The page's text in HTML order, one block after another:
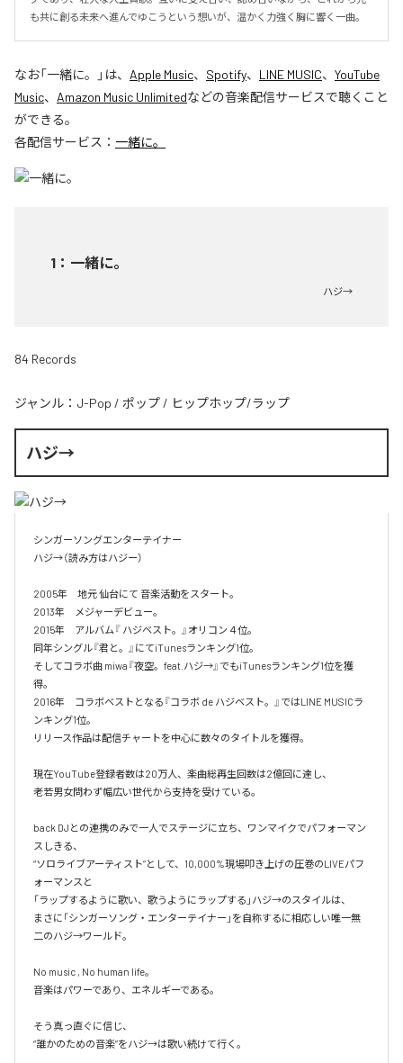
も共に創る未来へ進んでゆこうという想いが、温かく力強く胸に響く一曲。
なお「一緒に。 」は、 Apple Music、 Spotify、 LINE MUSIC、 YouTube
Music、 Amazon Music Unlimitedなどの音楽配信サービスで聴くこと
ができる。
各配信サービス： 一緒に。
1 ： 一緒に。
ハジ→
84 Records
ジャンル： J-Pop / ポップ / ヒップホップ/ラップ
ハジ→
シンガーソングエンターテイナー
ハジ→（読み方はハジー）
2005年　地元 仙台にて 音楽活動をスタート。
2013年　メジャーデビュー。
2015年　アルバム『 ハジベスト。』オリコン４位。
同年シングル『君と。』にてiTunesランキング1位。
そしてコラボ曲 miwa『夜空。feat.ハジ→』でもiTunesランキング1位を獲
得。
2016年　コラボベストとなる『コラボ de ハジベスト。』ではLINE MUSICラ
ンキング1位。
リリース作品は配信チャートを中心に数々のタイトルを獲得。
現在YouTube登録者数は20万人、楽曲総再生回数は2億回に達し、
老若男女問わず幅広い世代から支持を受けている。
back DJとの連携のみで一人でステージに立ち、ワンマイクでパフォーマン
スしきる、
“ソロライブアーティスト”として、10,000%現場叩き上げの圧巻のLIVEパフ
ォーマンスと
「ラップするように歌い、歌うようにラップする」ハジ→のスタイルは、
まさに「シンガーソング・エンターテイナー」を自称するに相応しい唯一無
二のハジ→ワールド。
No music , No human life。
音楽はパワーであり、エネルギーである。
そう真っ直ぐに信じ、